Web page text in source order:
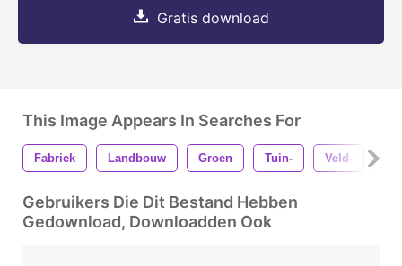
Gratis download
This Image Appears In Searches For
Fabriek Landbouw Groen Tuin- Veld-
Gebruikers Die Dit Bestand Hebben
Gedownload, Downloadden Ook